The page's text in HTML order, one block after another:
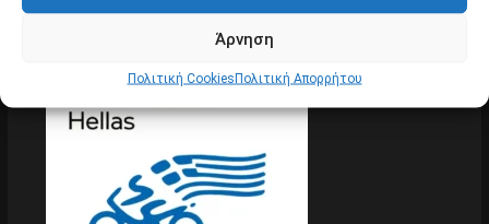
Άρνηση
Πολιτική CookiesΠολιτική Απορρήτου